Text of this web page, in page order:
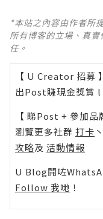
*本站之內容由作者所
所有博客的立場、真
任。
【 U Creator 招募 】
出Post賺現金獎賞 l
【 睇Post + 參加品
瀏覽更多社群 打卡 丶
攻略及 活動情報
U Blog開咗
Follow 我哋 ！